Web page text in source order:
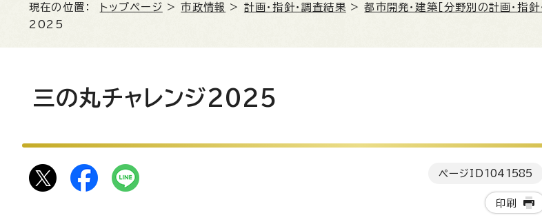
現在の位置： トップページ >市政情報 > 計画・指針・調査結果 >都市開発・建築［分野別の計画・指針
2025
三の丸チャレンジ2025
ページID 1041585
印刷